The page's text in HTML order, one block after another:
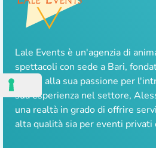
Lale Events è un'agenzia di
spettacoli con sede a Bari,
Grazie alla sua passione per
sua esperienza nel settore,
una realtà in grado di offrire
alta qualità sia per eventi privati